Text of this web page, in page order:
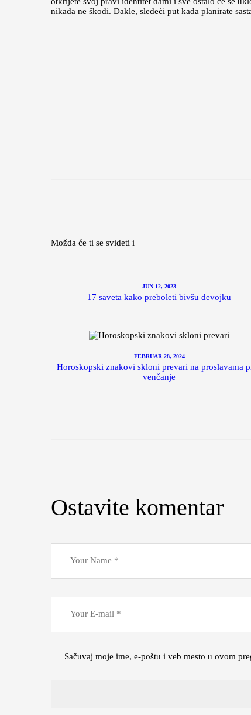
nikada ne škodi. Dakle, sledeći put kada planirate
Možda će ti se svideti i
JUN 12, 2023
17 saveta kako preboleti bivšu devojku
FEBRUAR 28, 2024
Horoskopski znakovi skloni prevari na proslavama
venčanje
Ostavite komentar
Sačuvaj moje ime, e-poštu i veb mesto u ovom